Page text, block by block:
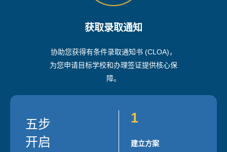
获取录取通知
协助您获得有条件录取通知书 (CLOA)，
为您申请目标学校和办理签证提供核心保
障。
五步
开启
1
建立方案